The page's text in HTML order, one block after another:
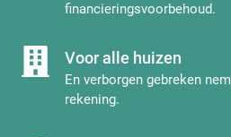
financieringsvoorbehoud.
Voor alle huizen
En verborgen gebreken
rekening.